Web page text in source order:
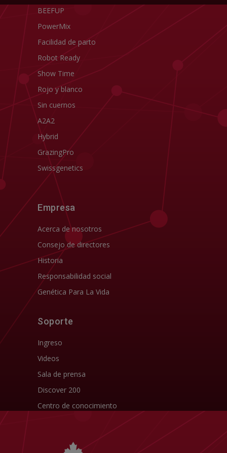
BEEFUP
PowerMix
Facilidad de parto
Robot Ready
Show Time
Rojo y blanco
Sin cuernos
A2A2
Hybrid
GrazingPro
Swissgenetics
Empresa
Acerca de nosotros
Consejo de directores
Historia
Responsabilidad social
Genética Para La Vida
Soporte
Ingreso
Videos
Sala de prensa
Discover 200
Centro de conocimiento